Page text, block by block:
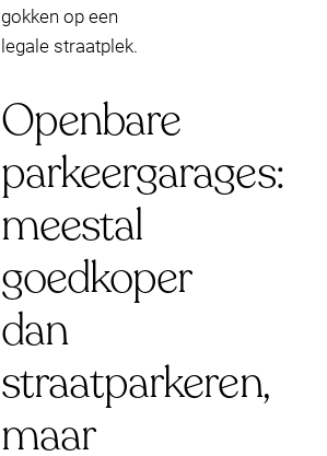
gokken op een
legale straatplek.
Openbare
parkeergarages:
meestal
goedkoper
dan
straatparkeren,
maar